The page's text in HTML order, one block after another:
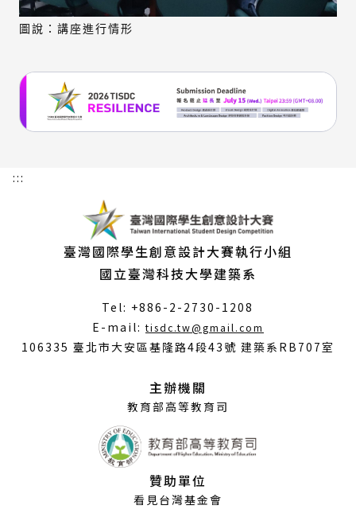
圖說：講座進行情形
:::
臺灣國際學生創意設計大賽執行小組
國立臺灣科技大學建築系
Tel: +886-2-2730-1208
E-mail:tisdc.tw@gmail.com
開
106335 臺北市大安區基隆路4段43號 建築系RB707室
主辦機關
教育部高等教育司
贊助單位
看見台灣基金會